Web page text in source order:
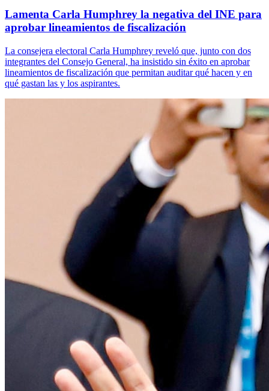
Lamenta Carla Humphrey la negativa del INE para
aprobar lineamientos de fiscalización
La consejera electoral Carla Humphrey reveló que, junto con dos
integrantes del Consejo General, ha insistido sin éxito en aprobar
lineamientos de fiscalización que permitan auditar qué hacen y en
qué gastan las y los aspirantes.